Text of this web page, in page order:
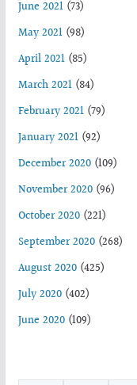
June 2021(73)
May 2021(98)
April 2021(85)
March 2021(84)
February 2021(79)
January 2021(92)
December 2020(109)
November 2020(96)
October 2020(221)
September 2020(268)
August 2020(425)
July 2020(402)
June 2020(109)